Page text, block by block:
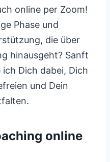
online per Zoom!
Phase und
die über
hinausgeht? Sanft
Dich dabei, Dich
und Dein
online